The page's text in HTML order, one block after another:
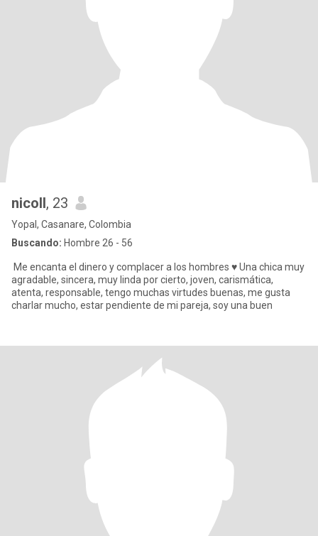
nicoll, 23
Yopal, Casanare, Colombia
Buscando: Hombre 26 - 56
Me encanta el dinero y complacer a los hombres ♥️ Una chica muy
agradable, sincera, muy linda por cierto, joven, carismática,
atenta, responsable, tengo muchas virtudes buenas, me gusta
charlar mucho, estar pendiente de mi pareja, soy una buen